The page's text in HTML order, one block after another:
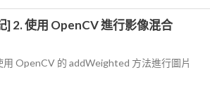
] 2. 使用 OpenCV 進行影像混合
OpenCV 的 addWeighted 方法進行圖片